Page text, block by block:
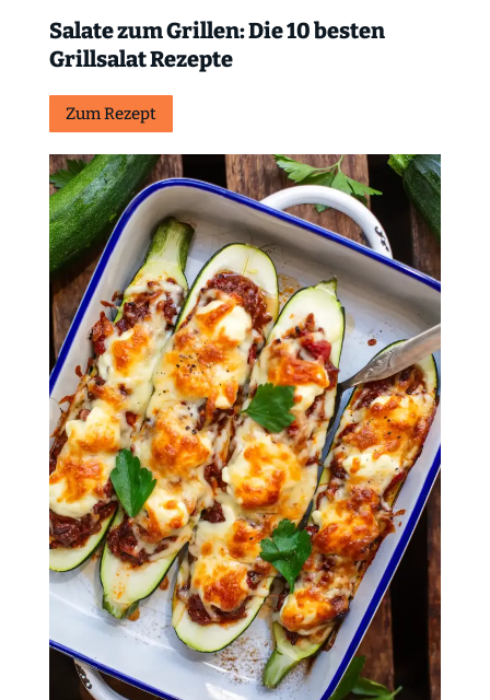
Salate zum Grillen: Die 10 besten
Grillsalat Rezepte
Zum Rezept